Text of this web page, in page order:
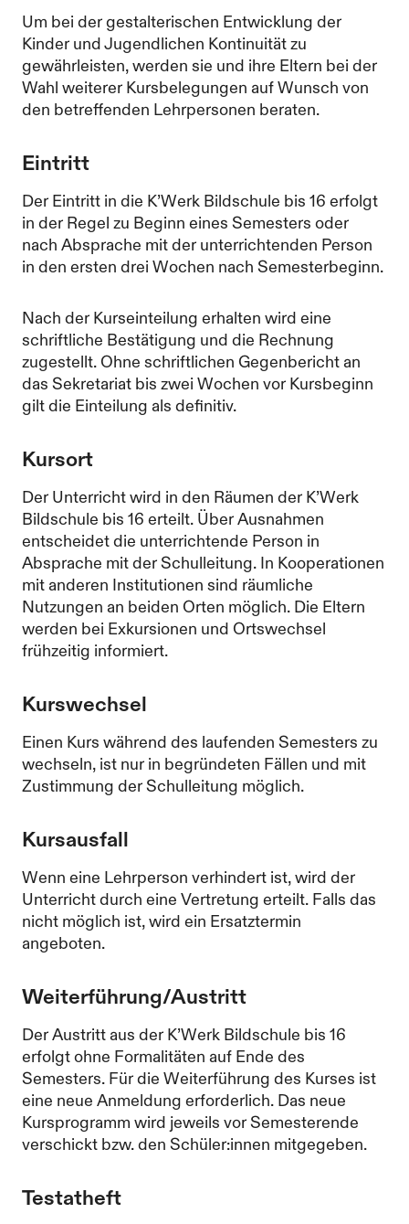
Um bei der gestalterischen Entwicklung der
Kinder und Jugendlichen Kontinuität zu
gewährleisten, werden sie und ihre Eltern bei der
Wahl weiterer Kursbelegungen auf Wunsch von
den betreffenden Lehrpersonen beraten.
Eintritt
Der Eintritt in die K’Werk Bildschule bis 16 erfolgt
in der Regel zu Beginn eines Semesters oder
nach Absprache mit der unterrichtenden Person
in den ersten drei Wochen nach Semesterbeginn.
Nach der Kurseinteilung erhalten wird eine
schriftliche Bestätigung und die Rechnung
zugestellt. Ohne schriftlichen Gegenbericht an
das Sekretariat bis zwei Wochen vor Kursbeginn
gilt die Einteilung als definitiv.
Kursort
Der Unterricht wird in den Räumen der K’Werk
Bildschule bis 16 erteilt. Über Ausnahmen
entscheidet die unterrichtende Person in
Absprache mit der Schulleitung. In Kooperationen
mit anderen Institutionen sind räumliche
Nutzungen an beiden Orten möglich. Die Eltern
werden bei Exkursionen und Ortswechsel
frühzeitig informiert.
Kurswechsel
Einen Kurs während des laufenden Semesters zu
wechseln, ist nur in begründeten Fällen und mit
Zustimmung der Schulleitung möglich.
Kursausfall
Wenn eine Lehrperson verhindert ist, wird der
Unterricht durch eine Vertretung erteilt. Falls das
nicht möglich ist, wird ein Ersatztermin
angeboten.
Weiterführung/Austritt
Der Austritt aus der K’Werk Bildschule bis 16
erfolgt ohne Formalitäten auf Ende des
Semesters. Für die Weiterführung des Kurses ist
eine neue Anmeldung erforderlich. Das neue
Kursprogramm wird jeweils vor Semesterende
verschickt bzw. den Schüler:innen mitgegeben.
Testatheft